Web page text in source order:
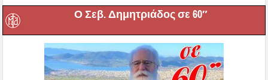
Ο Σεβ. Δημητριάδος σε 60″